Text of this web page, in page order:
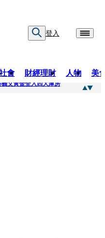
登入
會 財經理財 人物 美
父黃金全入四大庫房